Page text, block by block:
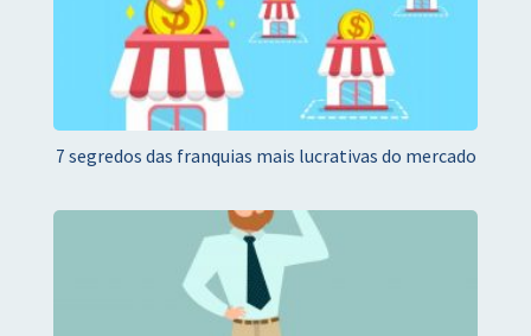
7 segredos das franquias mais lucrativas do mercado